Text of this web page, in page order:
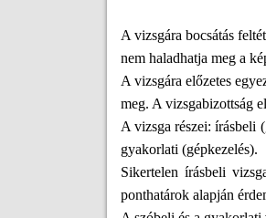
A vizsgára bocsátás
nem haladhatja meg a
A vizsgára előzetes
meg. A vizsgabizottság
A vizsga részei: írásbeli
gyakorlati (gépkezelés).
Sikertelen írásbeli
ponthatárok alapján